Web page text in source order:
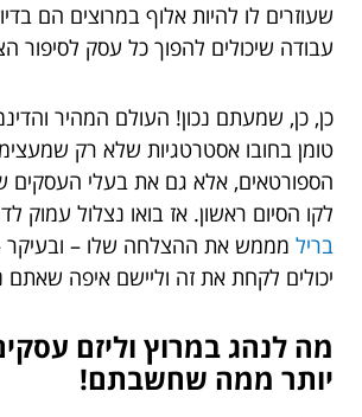
שעוזרים לו להיות אלוף במרוצים הם
עבודה שיכולים להפוך כל עסק לסיפור
כן, כן, שמעתם נכון! העולם המהיר
טומן בחובו אסטרטגיות שלא רק
הספורטאים, אלא גם את בעלי העסקים
לקו הסיום ראשון. אז בואו נצלול עמוק
בריל מממש את ההצלחה שלו – ובעיקר
יכולים לקחת את זה וליישם איפה שאתם
מה לנהג במרוץ וליזם
יותר ממה שחשבתם!